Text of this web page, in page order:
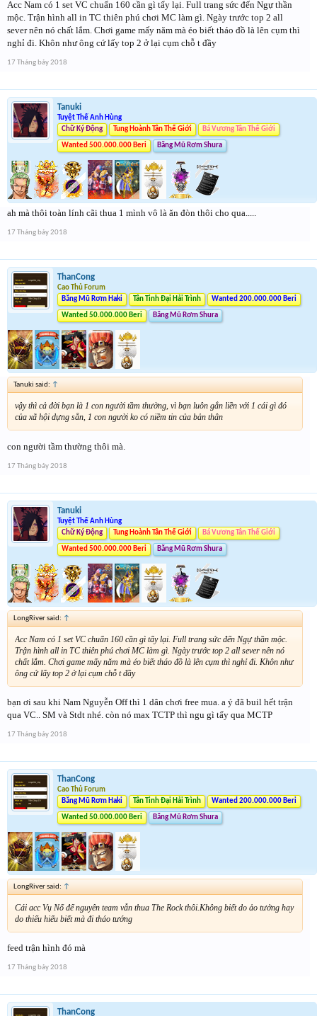
Acc Nam có 1 set VC chuẩn 160 cần gì tẩy lại. Full trang sức đến Ngự thần
mộc. Trận hình all in TC thiên phú chơi MC làm gì. Ngày trước top 2 all
sever nên nó chất lắm. Chơi game mấy năm mà éo biết tháo đồ là lên cụm thì
nghỉ đi. Khôn như ông cứ lấy top 2 ở lại cụm chỗ t đầy
17 Tháng bảy 2018
Tanuki
Tuyệt Thế Anh Hùng
Chữ Ký Động
Tung Hoành Tân Thế Giới Bá Vương Tân Thế Giới
Wanted 500.000.000 Beri Băng Mũ Rơm Shura
ah mà thôi toàn lính cãi thua 1 mình vô là ăn đòn thôi cho qua.....
17 Tháng bảy 2018
ThanCong
Cao Thủ Forum
Băng Mũ Rơm Haki
Tân Tinh Đại Hải Trình Wanted 200.000.000 Beri
Wanted 50.000.000 Beri Băng Mũ Rơm Shura
Tanuki said: ↑
vậy thì cả đời bạn là 1 con người tầm thường, vì bạn luôn gắn liền với 1 cái gì đó
của xã hội dựng sẵn, 1 con người ko có niềm tin của bản thân
con người tầm thường thôi mà.
17 Tháng bảy 2018
Tanuki
Tuyệt Thế Anh Hùng
Chữ Ký Động
Tung Hoành Tân Thế Giới Bá Vương Tân Thế Giới
Wanted 500.000.000 Beri Băng Mũ Rơm Shura
LongRiver said: ↑
Acc Nam có 1 set VC chuẩn 160 cần gì tẩy lại. Full trang sức đến Ngự thần mộc.
Trận hình all in TC thiên phú chơi MC làm gì. Ngày trước top 2 all sever nên nó
chất lắm. Chơi game mấy năm mà éo biết tháo đồ là lên cụm thì nghỉ đi. Khôn như
ông cứ lấy top 2 ở lại cụm chỗ t đầy
bạn ơi sau khi Nam Nguyễn Off thì 1 dân chơi free mua. a ý đã buil hết trận
qua VC.. SM và Stdt nhé. còn nó max TCTP thì ngu gì tẩy qua MCTP
17 Tháng bảy 2018
ThanCong
Cao Thủ Forum
Băng Mũ Rơm Haki
Tân Tinh Đại Hải Trình Wanted 200.000.000 Beri
Wanted 50.000.000 Beri Băng Mũ Rơm Shura
LongRiver said: ↑
Cái acc Vụ Nổ để nguyên team vẫn thua The Rock thôi.Không biết do ảo tưởng hay
do thiếu hiểu biết mà đi tháo tướng
feed trận hình đó mà
17 Tháng bảy 2018
ThanCong